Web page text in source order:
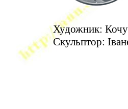
Художник:
Скульптор: